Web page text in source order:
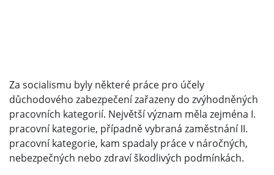
Za socialismu byly některé práce pro účely
důchodového zabezpečení zařazeny do zvýhodněných
pracovních kategorií. Největší význam měla zejména I.
pracovní kategorie, případně vybraná zaměstnání II.
pracovní kategorie, kam spadaly práce v náročných,
nebezpečných nebo zdraví škodlivých podmínkách.